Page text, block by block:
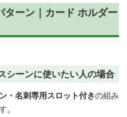
ターン｜カード ホルダー
シーンに使いたい人の場合
・名刺専用スロット付きの組み
。